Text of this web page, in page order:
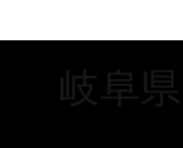
岐阜